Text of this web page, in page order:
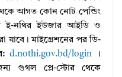
আগত কোন নোট পেন্ডিং
ই-নথির ইউজার আইডি ও
যাবে। মাইগ্রেশনের পর ডি-
d.nothi.gov.bd/login।
গুগল প্লে-স্টোর থেকে